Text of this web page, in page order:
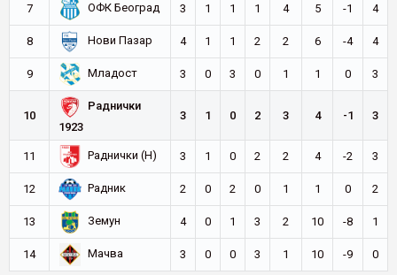
7 ОФК Београд 3 1 1 1 4 5 -1 4
8 Нови Пазар 4 1 1 2 2 6 -4 4
9 Младост 3 0 3 0 1 1 0 3
10
Раднички
1923
3 1 0 2 3 4 -1 3
11 Раднички (Н) 3 1 0 2 2 4 -2 3
12 Радник 2 0 2 0 1 1 0 2
13 Земун 4 0 1 3 2 10 -8 1
14 Мачва 3 0 0 3 1 10 -9 0